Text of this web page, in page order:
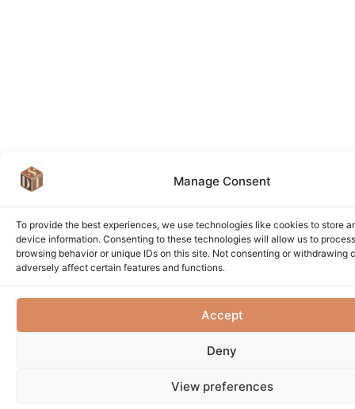
Manage Consent
To provide the best experiences, we use technologies like cookies to store
device information. Consenting to these technologies will allow us to
browsing behavior or unique IDs on this site. Not consenting or withdrawing
adversely affect certain features and functions.
Accept
Deny
View preferences